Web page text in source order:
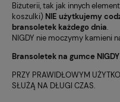
Biżuterii, tak jak innych
koszulki) NIE użytkujemy
bransoletek każdego dnia.
NIGDY nie moczymy kamieni
Bransoletek na gumce
PRZY PRAWIDŁOWYM
SŁUŻĄ NA DŁUGI CZAS.